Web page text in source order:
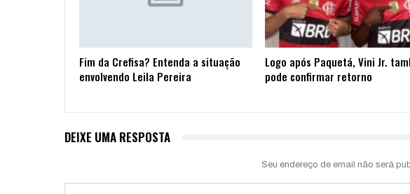
Fim da Crefisa? Entenda a situação
envolvendo Leila Pereira
Logo após Paquetá, Vini Jr.
pode confirmar retorno
DEIXE UMA RESPOSTA
Seu endereço de email não será